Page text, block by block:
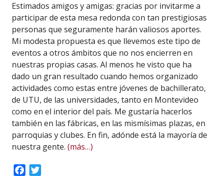
Estimados amigos y amigas: gracias por invitarme a
participar de esta mesa redonda con tan prestigiosas
personas que seguramente harán valiosos aportes.
Mi modesta propuesta es que llevemos este tipo de
eventos a otros ámbitos que no nos encierren en
nuestras propias casas. Al menos he visto que ha
dado un gran resultado cuando hemos organizado
actividades como estas entre jóvenes de bachillerato,
de UTU, de las universidades, tanto en Montevideo
como en el interior del país. Me gustaría hacerlos
también en las fábricas, en las mismísimas plazas, en
parroquias y clubes. En fin, adónde está la mayoría de
nuestra gente. (más…)
Facebook